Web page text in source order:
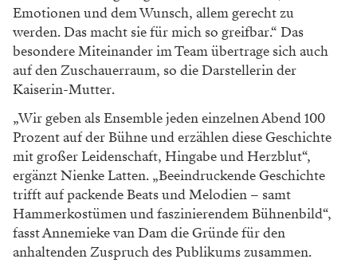
Emotionen und dem Wunsch, allem gerecht zu
werden. Das macht sie für mich so greifbar.“ Das
besondere Miteinander im Team übertrage sichauch
auf den Zuschauerraum, so die Darstellerinder
Kaiserin-Mutter.
„Wir geben als Ensemblejeden einzelnen Abend 100
Prozent auf derBühne und erzählen diese Geschichte
mit großerLeidenschaft, Hingabe und Herzblut“,
ergänztNienke Latten. „Beeindruckende Geschichte
trifft auf packende Beats und Melodien – samt
Hammerkostümen und faszinierendem Bühnenbild“,
fasst Annemieke van Dam die Gründefür den
anhaltenden Zuspruch des Publikums zusammen.